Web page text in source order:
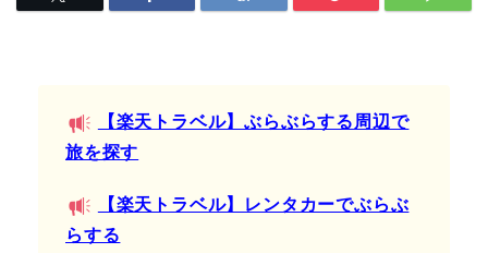
【楽天トラベル】ぶらぶらする周辺で
旅を探す
【楽天トラベル】レンタカーでぶらぶ
らする